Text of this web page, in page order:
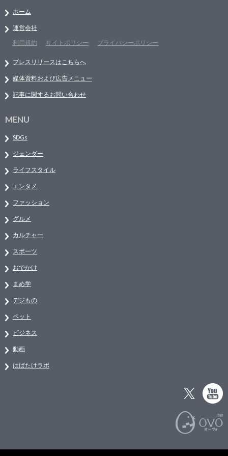
ホーム
運営会社
利用規約
サイトポリシー プライバシーポリシー
プレスリリースはこちらへ
媒体資料および広告メニュー
記事に関するお問い合わせ
MENU
SDGs
ジェンダー
ライフスタイル
エンタメ
ファッション
グルメ
カルチャー
スポーツ
おでかけ
まめ学
デジもの
ペット
ビジネス
動画
はばたけラボ